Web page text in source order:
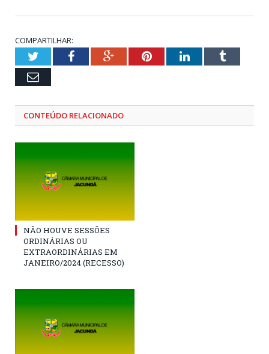
COMPARTILHAR:
TwitterFacebookGoogle+PinterestLinkedInTumblr
Email
CONTEÚDO RELACIONADO
NÃO HOUVE SESSÕES
ORDINÁRIAS OU
EXTRAORDINÁRIAS EM
JANEIRO/2024 (RECESSO)